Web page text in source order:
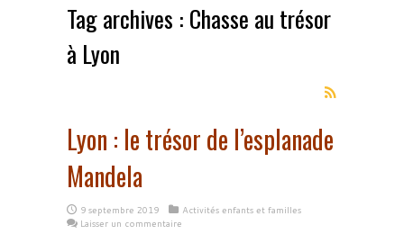
Tag archives : Chasse au trésor
à Lyon
Lyon : le trésor de l’esplanade
Mandela
9 septembre 2019
Activités enfants et familles
Laisser un commentaire